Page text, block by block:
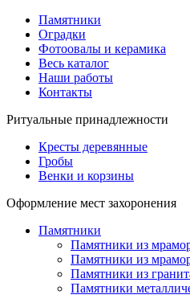
Памятники
Оградки
Фотоовалы и керамика
Весь каталог
Наши работы
Контакты
Ритуальные принадлежности
Кресты деревянные
Гробы
Венки и корзины
Оформление мест захоронения
Памятники
Памятники из
Памятники из
Памятники из
Памятники